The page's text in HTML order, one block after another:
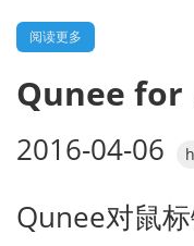
阅读更多
Qunee for
2016-04-06
Qunee对鼠